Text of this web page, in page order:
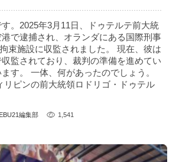
。2025年3月11日、ドゥテルテ前大統
で逮捕され、オランダにある国際刑事
束施設に収監されました。 現在、彼は
監されており、裁判の準備を進めてい
す。 一体、何があったのでしょう。
リピンの前大統領ロドリゴ・ドゥテル
編集部 1,541